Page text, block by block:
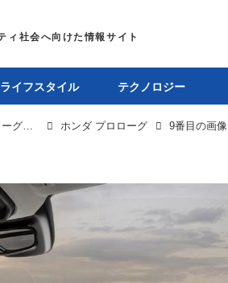
ライフスタイル テクノロジー
ホンダ×GMが狙う北米市場のEV覇権、新型EV「プロローグ」はその“序章” ホンダ プロローグ 9番目の画像